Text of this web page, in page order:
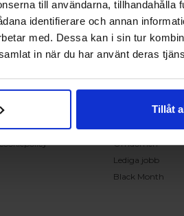
till användarna, tillhandahålla
identifierare och annan
med. Dessa kan i sin tur
in när du har använt deras
Tillåt
37 14 00
Fönster Snabblänkar
Monterat och
Inspiration
Vanliga frågor
Återförsäljare
Omdömen
Lediga jobb
Black Month